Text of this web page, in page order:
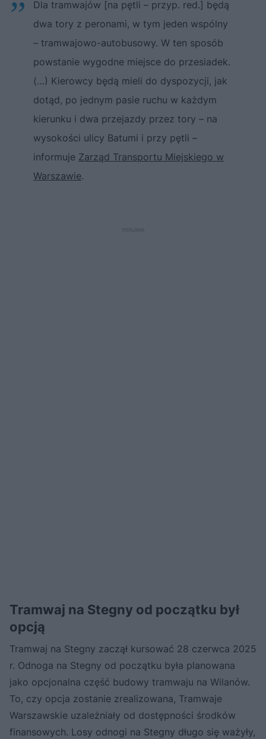
Dla tramwajów [na pętli – przyp. red.] będą
dwa tory z peronami, w tym jeden wspólny
– tramwajowo-autobusowy. W ten sposób
powstanie wygodne miejsce do przesiadek.
(…) Kierowcy będą mieli do dyspozycji, jak
dotąd, po jednym pasie ruchu w każdym
kierunku i dwa przejazdy przez tory – na
wysokości ulicy Batumi i przy pętli –
informuje Zarząd Transportu Miejskiego w
Warszawie.
Tramwaj na Stegny od początku był
opcją
Tramwaj na Stegny zaczął kursować 28 czerwca 2025
r. Odnoga na Stegny od początku była planowana
jako opcjonalna część budowy tramwaju na Wilanów.
To, czy opcja zostanie zrealizowana, Tramwaje
Warszawskie uzależniały od dostępności środków
finansowych. Losy odnogi na Stegny długo się ważyły,